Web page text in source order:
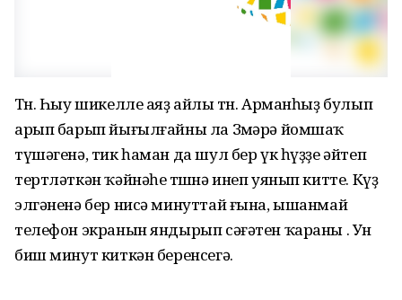
Төн. Һыу шикелле аяҙ айлы төн. Арманһыҙ булып
арып барып йығылғайны ла Зөмәрә йомшаҡ
түшәгенә, тик һаман да шул бер үк һүҙҙе әйтеп
тертләткән ҡәйнәһе төшөнә инеп уянып китте. Күҙ
элгәненә бер нисә минуттай ғына, ышанмай
телефон экранын яндырып сәғәтен ҡараны . Ун
биш минут киткән беренсегә.